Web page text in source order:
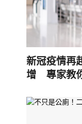
新冠疫情再
增 專家教